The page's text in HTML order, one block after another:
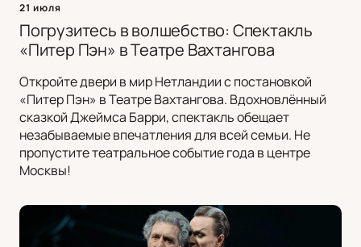
21 июля
Погрузитесь в волшебство: Спектакль
«Питер Пэн» в Театре Вахтангова
Откройте двери в мир Нетландии с постановкой
«Питер Пэн» в Театре Вахтангова. Вдохновлённый
сказкой Джеймса Барри, спектакль обещает
незабываемые впечатления для всей семьи. Не
пропустите театральное событие года в центре
Москвы!